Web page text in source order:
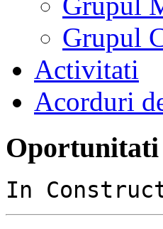
Grupul
Activitati
Acorduri
Oportunitati
In